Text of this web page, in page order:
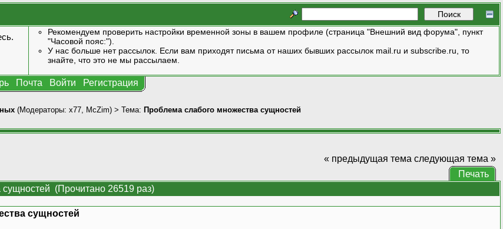
.
Рекомендуем проверить настройки временной зоны в вашем профиле (страница "Внешний вид форума", пункт
"Часовой пояс:").
У нас больше нет рассылок. Если вам приходят письма от наших бывших рассылок mail.ru и subscribe.ru, то
знайте, что это не мы рассылаем.
Почта Войти Регистрация
(Модераторы: x77 McZim) > Тема: Проблема слабого множества сущностей
« предыдущая тема следующая тема »
Печать
(Прочитано 26519 раз)
сущностей